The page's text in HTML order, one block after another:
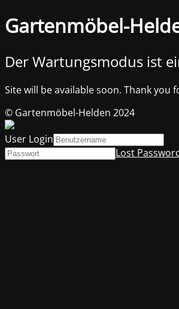
Gartenmöbel-
Der Wartungsmodus ist
Site will be available soon. Thank you
© Gartenmöbel-Helden 2024
User Login
Lost